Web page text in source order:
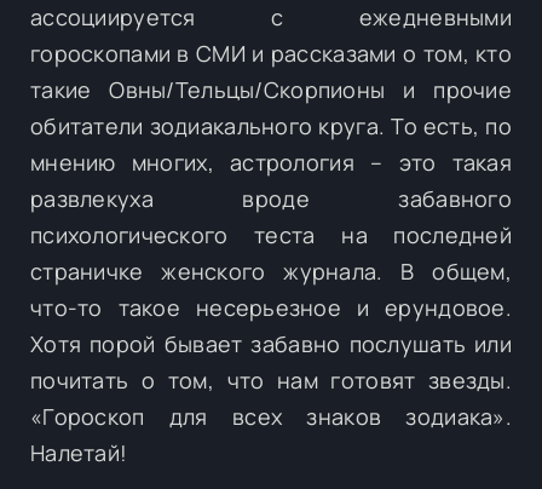
ассоциируется с ежедневными
гороскопами в СМИ и рассказами о том, кто
такие Овны/Тельцы/Скорпионы и прочие
обитатели зодиакального круга. То есть, по
мнению многих, астрология – это такая
развлекуха вроде забавного
психологического теста на последней
страничке женского журнала. В общем,
что-то такое несерьезное и ерундовое.
Хотя порой бывает забавно послушать или
почитать о том, что нам готовят звезды.
«Гороскоп для всех знаков зодиака».
Налетай!